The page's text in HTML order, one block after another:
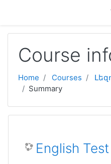
Course
Home Courses
Summary
English Test